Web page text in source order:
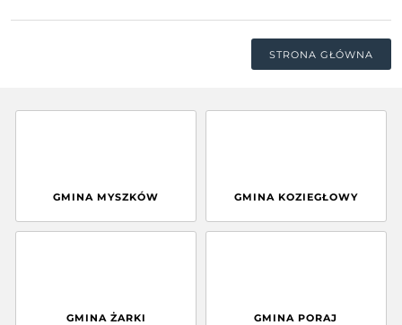
STRONA GŁÓWNA
GMINA MYSZKÓW GMINA KOZIEGŁOWY
GMINA ŻARKI GMINA PORAJ